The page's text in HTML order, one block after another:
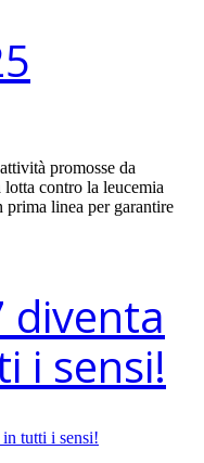
promosse da
contro la leucemia
linea per garantire
diventa
i sensi!